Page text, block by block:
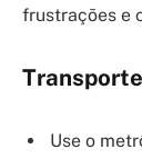
frustrações e
Use o